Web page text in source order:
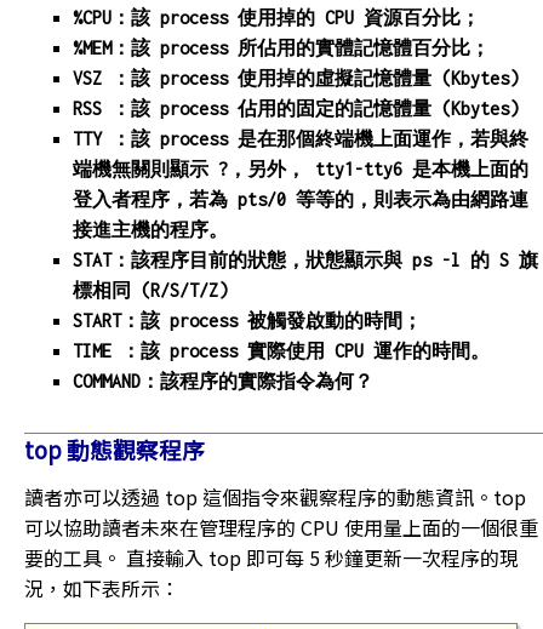
%CPU：該 process 使用掉的 CPU 資源百分比；
%MEM：該 process 所佔用的實體記憶體百分比；
VSZ ：該 process 使用掉的虛擬記憶體量 (Kbytes)
RSS ：該 process 佔用的固定的記憶體量 (Kbytes)
TTY ：該 process 是在那個終端機上面運作，若與終
端機無關則顯示 ?，另外， tty1-tty6 是本機上面的
登入者程序，若為 pts/0 等等的，則表示為由網路連
接進主機的程序。
STAT：該程序目前的狀態，狀態顯示與 ps -l 的 S 旗
標相同 (R/S/T/Z)
START：該 process 被觸發啟動的時間；
TIME ：該 process 實際使用 CPU 運作的時間。
COMMAND：該程序的實際指令為何？
top 動態觀察程序
讀者亦可以透過 top 這個指令來觀察程序的動態資訊。top
可以協助讀者未來在管理程序的 CPU 使用量上面的一個很重
要的工具。 直接輸入 top 即可每 5 秒鐘更新一次程序的現
況，如下表所示：